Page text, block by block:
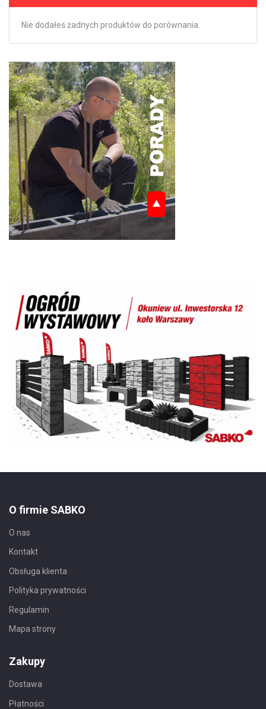
Nie dodałeś żadnych produktów do porównania.
O firmie SABKO
O nas
Kontakt
Obsługa klienta
Polityka prywatności
Regulamin
Mapa strony
Zakupy
Dostawa
Płatności